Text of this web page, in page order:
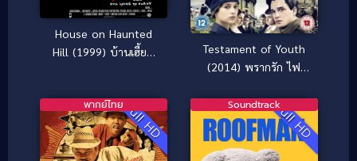
House on Haunted
Hill (1999) บ้านเฮี้ยน
Testament of Youth
(2014) พรากรัก ไฟ
Full HD
พากย์ไทย Full HD
Soundtrack